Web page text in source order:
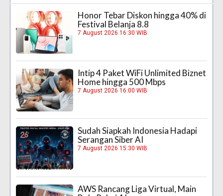
Honor Tebar Diskon hingga 40% di
Festival Belanja 8.8
7 August 2026 16:30 WIB
Intip 4 Paket WiFi Unlimited Biznet
Home hingga 500 Mbps
7 August 2026 16:00 WIB
Sudah Siapkah Indonesia Hadapi
Serangan Siber AI
7 August 2026 15:30 WIB
AWS Rancang Liga Virtual, Main